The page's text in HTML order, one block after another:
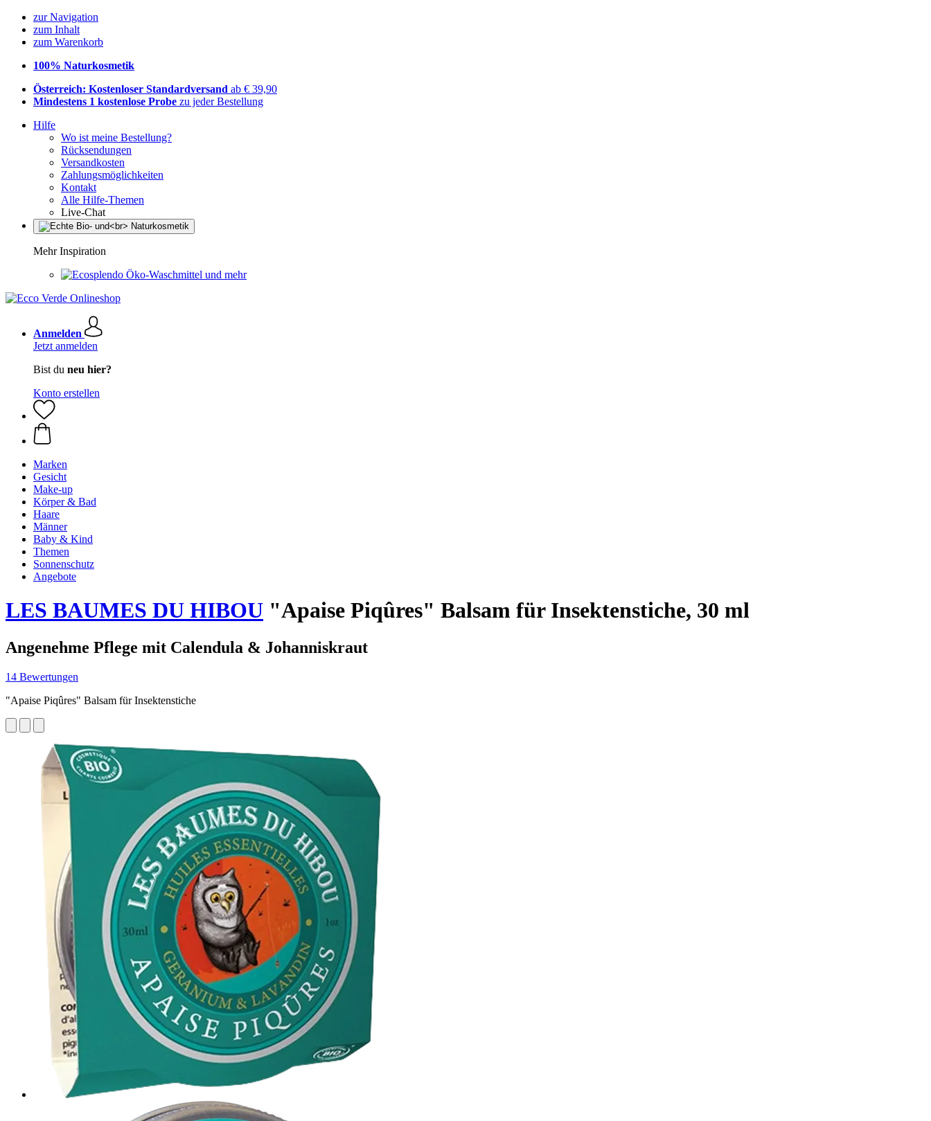
zur Navigation
zum Inhalt
zum Warenkorb
100% Naturkosmetik
Österreich: Kostenloser Standardversand ab € 39,90
Mindestens 1 kostenlose Probe zu jeder Bestellung
Hilfe
Wo ist meine Bestellung?
Rücksendungen
Versandkosten
Zahlungsmöglichkeiten
Kontakt
Alle Hilfe-Themen
Live-Chat
Mehr Inspiration
Öko-Waschmittel und mehr
Anmelden
Jetzt anmelden
Bist du neu hier?
Konto erstellen
Marken
Gesicht
Make-up
Körper & Bad
Haare
Männer
Baby & Kind
Themen
Sonnenschutz
Angebote
LES BAUMES DU HIBOU "Apaise Piqûres" Balsam für Insektenstiche, 30 ml
Angenehme Pflege mit Calendula & Johanniskraut
14 Bewertungen
"Apaise Piqûres" Balsam für Insektenstiche